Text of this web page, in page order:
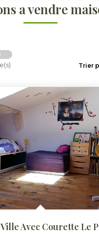
LOUER
Conseils Aux Locataires
VENDRE
ESTIMER
LOCATIVE
NOTRE AGENCE
CONTACT
a vendre
Trier
Avec Courette Le